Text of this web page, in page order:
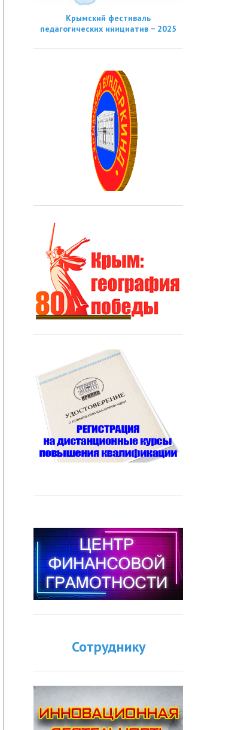
Крымский фестиваль
педагогических инициатив − 2025
Сотруднику